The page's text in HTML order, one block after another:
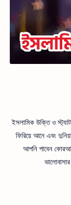
ইসলামিক উক্তি ও
ফিরিয়ে আনে এবং
আপনি পাবেন